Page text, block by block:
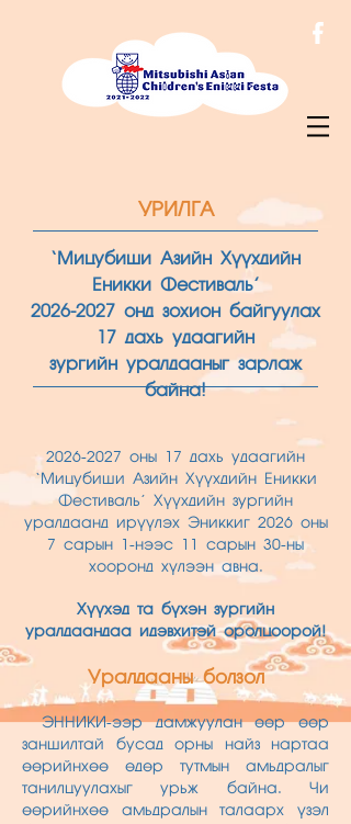
УРИЛГА
‘Мицубиши Азийн Хүүхдийн
Еникки Фестиваль’
2026-2027 онд зохион байгуулах
17 дахь удаагийн
зургийн уралдааныг зарлаж
байна!
2026-2027 оны 17 дахь удаагийн
‘Мицубиши Азийн Хүүхдийн Еникки
Фестиваль’ Хүүхдийн зургийн
уралдаанд ирүүлэх Эниккиг 2026 оны
7 сарын 1-нээс 11 сарын 30-ны
хооронд хүлээн авна.
Хүүхэд та бүхэн зургийн
уралдаандаа идэвхитэй оролцоорой!
Уралдааны болзол
ЭННИКИ-ээр дамжуулан өөр өөр
заншилтай бусад орны найз нартаа
өөрийнхөө өдөр тутмын амьдралыг
танилцуулахыг урьж байна. Чи
өөрийнхөө амьдралын талаарх үзэл